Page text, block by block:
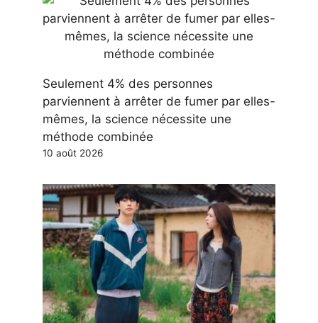
Seulement 4% des personnes
parviennent à arrêter de fumer par elles-
mêmes, la science nécessite une
méthode combinée
10 août 2026